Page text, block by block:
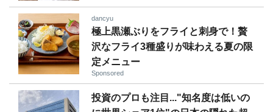
dancyu
極上黒瀬ぶりをフライと刺身で！贅
沢なフライ3種盛りが味わえる夏の限
定メニュー
Sponsored
投資のプロも注目..."知名度は低いの